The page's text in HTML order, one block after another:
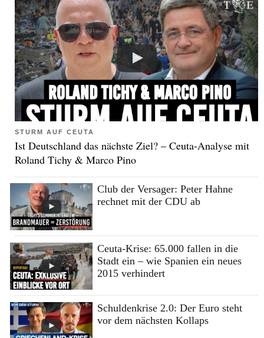
STURM AUF CEUTA
Ist Deutschland das nächste Ziel? – Ceuta-Analyse mit
Roland Tichy & Marco Pino
Club der Versager: Peter Hahne
rechnet mit der CDU ab
Ceuta-Krise: 65.000 fallen in die
Stadt ein – wie Spanien ein neues
2015 verhindert
Schuldenkrise 2.0: Der Euro steht
vor dem nächsten Kollaps